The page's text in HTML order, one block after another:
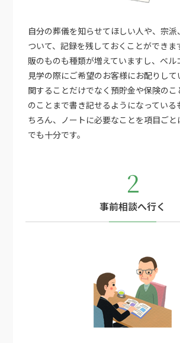
自分の葬儀を知らせてほしい人や、宗
ついて、記録を残しておくことができま
販のものも種類が増えていますし、ベル
見学の際にご希望のお客様にお配りして
関することだけでなく預貯金や保険のこ
のことまで書き記せるようになっている
ちろん、ノートに必要なことを項目ご
でも十分です。
2
事前相談へ行く